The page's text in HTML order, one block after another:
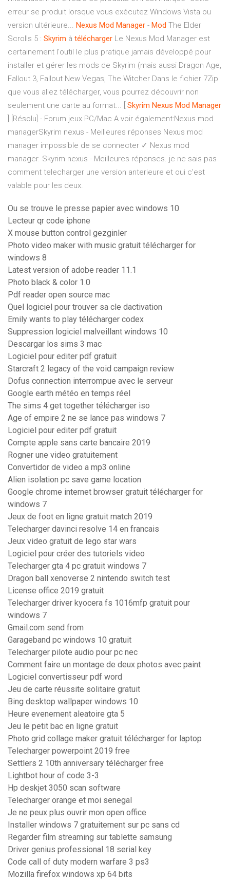
erreur se produit lorsque vous exécutez Windows Vista ou
version ultérieure... Nexus Mod Manager - Mod The Elder
Scrolls 5 : Skyrim à télécharger Le Nexus Mod Manager est
certainement l'outil le plus pratique jamais développé pour
installer et gérer les mods de Skyrim (mais aussi Dragon Age,
Fallout 3, Fallout New Vegas, The Witcher Dans le fichier 7Zip
que vous allez télécharger, vous pourrez découvrir non
seulement une carte au format... [ Skyrim Nexus Mod Manager
] [Résolu] - Forum jeux PC/Mac A voir également:Nexus mod
managerSkyrim nexus - Meilleures réponses Nexus mod
manager impossible de se connecter ✓ Nexus mod
manager. Skyrim nexus - Meilleures réponses. je ne sais pas
comment telecharger une version anterieure et oui c'est
valable pour les deux.
Ou se trouve le presse papier avec windows 10
Lecteur qr code iphone
X mouse button control gezginler
Photo video maker with music gratuit télécharger for
windows 8
Latest version of adobe reader 11.1
Photo black & color 1.0
Pdf reader open source mac
Quel logiciel pour trouver sa cle dactivation
Emily wants to play télécharger codex
Suppression logiciel malveillant windows 10
Descargar los sims 3 mac
Logiciel pour editer pdf gratuit
Starcraft 2 legacy of the void campaign review
Dofus connection interrompue avec le serveur
Google earth météo en temps réel
The sims 4 get together télécharger iso
Age of empire 2 ne se lance pas windows 7
Logiciel pour editer pdf gratuit
Compte apple sans carte bancaire 2019
Rogner une video gratuitement
Convertidor de video a mp3 online
Alien isolation pc save game location
Google chrome internet browser gratuit télécharger for
windows 7
Jeux de foot en ligne gratuit match 2019
Telecharger davinci resolve 14 en francais
Jeux video gratuit de lego star wars
Logiciel pour créer des tutoriels video
Telecharger gta 4 pc gratuit windows 7
Dragon ball xenoverse 2 nintendo switch test
License office 2019 gratuit
Telecharger driver kyocera fs 1016mfp gratuit pour
windows 7
Gmail.com send from
Garageband pc windows 10 gratuit
Telecharger pilote audio pour pc nec
Comment faire un montage de deux photos avec paint
Logiciel convertisseur pdf word
Jeu de carte réussite solitaire gratuit
Bing desktop wallpaper windows 10
Heure evenement aleatoire gta 5
Jeu le petit bac en ligne gratuit
Photo grid collage maker gratuit télécharger for laptop
Telecharger powerpoint 2019 free
Settlers 2 10th anniversary télécharger free
Lightbot hour of code 3-3
Hp deskjet 3050 scan software
Telecharger orange et moi senegal
Je ne peux plus ouvrir mon open office
Installer windows 7 gratuitement sur pc sans cd
Regarder film streaming sur tablette samsung
Driver genius professional 18 serial key
Code call of duty modern warfare 3 ps3
Mozilla firefox windows xp 64 bits